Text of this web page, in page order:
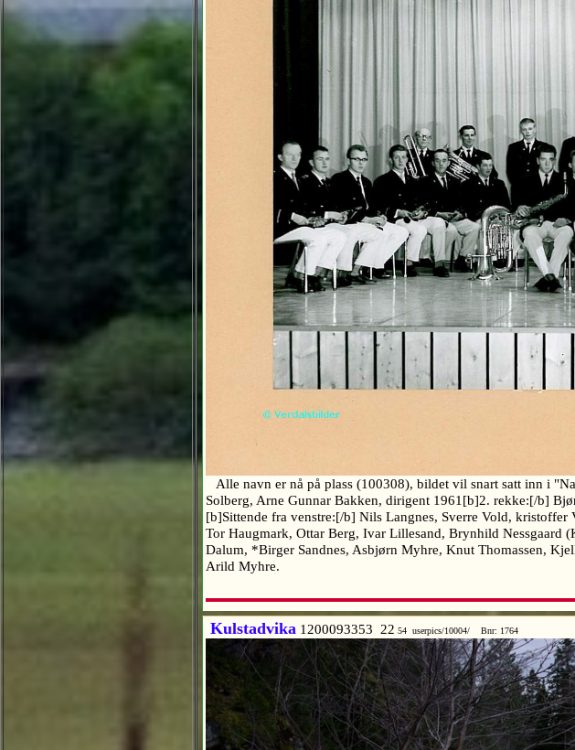
Alle navn er nå på plass (100308), bildet vil snart satt inn i
Solberg, Arne Gunnar Bakken, dirigent 1961[b]2. rekke:[/b]
[b]Sittende fra venstre:[/b] Nils Langnes, Sverre Vold,
Tor Haugmark, Ottar Berg, Ivar Lillesand, Brynhild Nessgaard
Dalum, *Birger Sandnes, Asbjørn Myhre, Knut Thomassen,
Arild Myhre.
Kulstadvika 1200093353 22 54 userpics/10004/ Bnr: 1764